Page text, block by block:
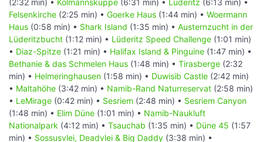
Felsenkirche (2:25 min) • Goerke Haus (1:44 min) • Woermann
Haus (0:58 min) • Shark Island (1:35 min) • Austernzucht in der
Lüderitzbucht (1:12 min) • Lüderitz Speed Challenge (1:01 min)
• Diaz-Spitze (1:21 min) • Halifax Island & Pinguine (1:47 min) •
Bethanie & das Schmelen Haus (1:48 min) • Tirasberge (2:32
min) • Helmeringhausen (1:58 min) • Duwisib Castle (2:42 min)
• Maltahöhe (3:42 min) • Namib-Rand Naturreservat (2:58 min)
• LeMirage (0:42 min) • Sesriem (2:48 min) • Sesriem Canyon
(1:48 min) • Elim Düne (1:01 min) • Namib-Naukluft
Nationalpark (4:12 min) • Tsauchab (1:35 min) • Düne 45 (1:57
min) • Sossusvlei, Deadvlei & Big Daddy (3:38 min) •